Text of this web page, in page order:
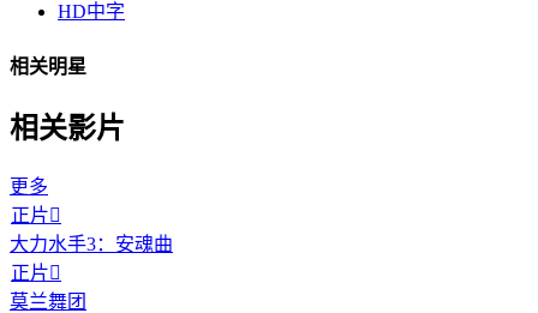
HD中字
相关明星
相关影片
更多
正片
大力水手3：安魂曲
正片
莫兰舞团